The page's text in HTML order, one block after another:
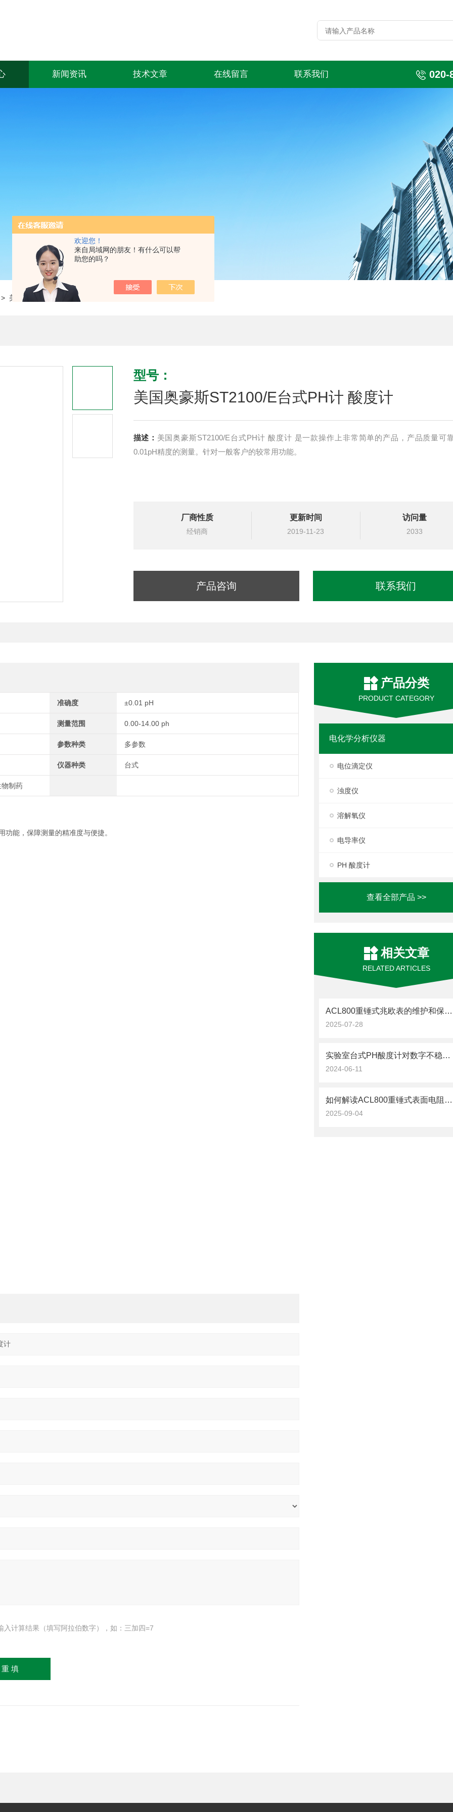
欢迎您！
来自局域网的朋友！有什么可以帮
助您的吗？
新闻资讯 技术文章 在线留言 联系我们 020-
美国奥豪斯ST2100/E台式PH计 酸度计
型号：
美国奥豪斯ST2100/E台式PH计 酸度计
描述： 美国奥豪斯ST2100/E台式PH计 酸度计 是一款操作上非常简单的产品，产品质量可
0.01pH精度的测量。针对一般客户的较常用功能。
厂商性质
经销商
更新时间
2019-11-23
访问量
2033
产品咨询 联系我们
产品分类
PRODUCT CATEGORY
电化学分析仪器
电位滴定仪
浊度仪
溶解氧仪
电导率仪
PH 酸度计
查看全部产品 >>
相关文章
RELATED ARTICLES
ACL800重锤式兆欧表的维护和保养方法是什么？
2025-07-28
实验室台式PH酸度计对数字不稳定现象原因的总结
2024-06-11
如何解读ACL800重锤式表面电阻测试仪的测试结果？
2025-09-04
准确度 ±0.01 pH
测量范围 0.00-14.00 ph
参数种类 多参数
仪器种类 台式
制药
能，保障测量的精准度与便捷。
入计算结果（填写阿拉伯数字），如：三加四=7